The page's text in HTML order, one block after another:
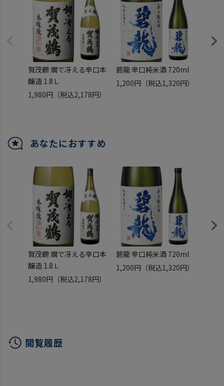
賀茂鶴 燗で冴える辛口本
醸造 1.8Ｌ
1,980円 （税込2,178円）
碧龍 辛口純米酒 720ml
1,200円 （税込1,320円）
あなたにおすすめ
賀茂鶴 燗で冴える辛口本
醸造 1.8Ｌ
1,980円 （税込2,178円）
碧龍 辛口純米酒 720ml
1,200円 （税込1,320円）
閲覧履歴